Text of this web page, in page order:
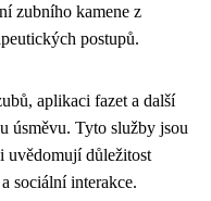
zubního kamene z
postupů.
aplikaci fazet a další
úsměvu. Tyto služby jsou
uvědomují důležitost
sociální interakce.